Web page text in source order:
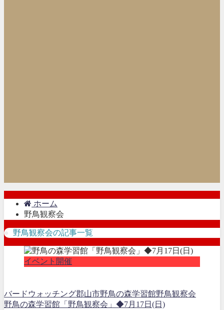
ホーム
野鳥観察会
野鳥観察会の記事一覧
イベント開催
バードウォッチング郡山市野鳥の森学習館野鳥観察会
野鳥の森学習館「野鳥観察会」◆7月17日(日)